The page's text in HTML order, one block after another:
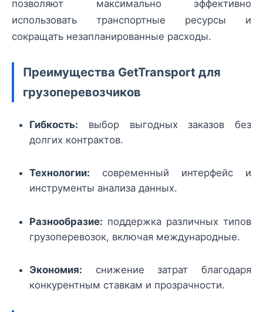
позволяют максимально эффективно
использовать транспортные ресурсы и
сокращать незапланированные расходы.
Преимущества GetTransport для
грузоперевозчиков
Гибкость: выбор выгодных заказов без
долгих контрактов.
Технологии: современный интерфейс и
инструменты анализа данных.
Разнообразие: поддержка различных типов
грузоперевозок, включая международные.
Экономия: снижение затрат благодаря
конкурентным ставкам и прозрачности.